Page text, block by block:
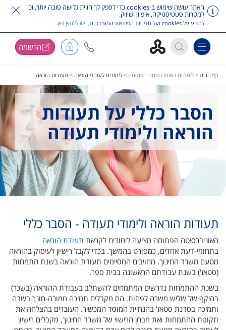
האתר עושה שימוש ב-cookies כדי לספק לך חווית גלישה טובה יותר, וכן
למטרות סטטיסטיקה, איפיון ושיווק.
למידע על cookies ועל מדיניות הפרטיות המעודכנת, יש ללחוץ כאן.
Toggle navigation הרשמה
דף הבית > לימודים באוניברסיטה הפתוחה > לימודים לעובדי הוראה > תעודות הוראה
הסבר כללי על תעודות
הוראה ולימודי תעודה
תעודות הוראה ולימודי תעודה - הסבר כללי
האוניברסיטה הפתוחה מציעה לימודים לקראת תעודת הוראה
בתחומי-דעת אחדים, כמפורט בהמשך. בכדי לקבל רישיון לעיסוק בהוראה
מטעם משרד החינוך, מחויבים המסיימים תעודת הוראה בשנת התמחות
(סטאז') בשנת עבודתם הראשונה בבית ספר.
בשנת ההתמחות נדרשים המתמחים להשתלב בעבודת ההוראה (בשכר)
בהיקף של שליש משרה לפחות. הם מקבלים תמיכה ממורה-חונך בשדה
ותמיכה בסדנת סטאז' בהנחיית המוסד המכשיר. העוברים בהצלחה את
תקופת ההתמחות ואת מבחן הרישוי של משרד החינוך, מקבלים רישיון